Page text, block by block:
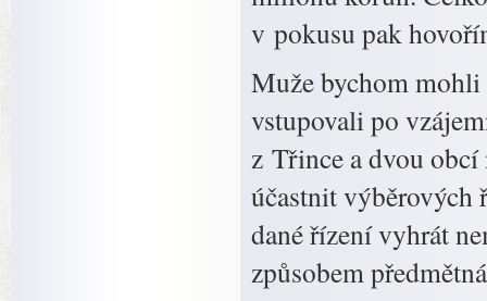
v pokusu pak
Muže bychom
vstupovali po
z Třince a dvou
účastnit výběrových
dané řízení vyhrát
způsobem